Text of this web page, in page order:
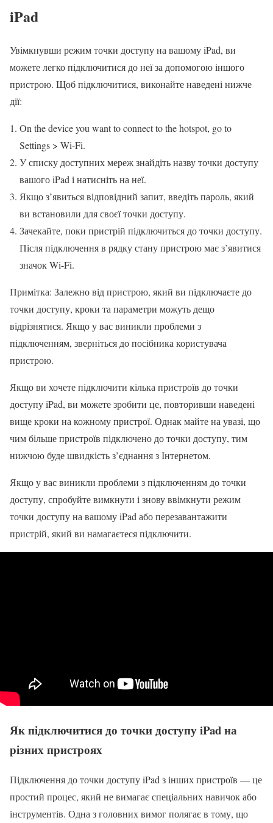
iPad
Увімкнувши режим точки доступу на вашому iPad, ви
можете легко підключитися до неї за допомогою іншого
пристрою. Щоб підключитися, виконайте наведені нижче
дії:
On the device you want to connect to the hotspot, go to
Settings > Wi-Fi.
У списку доступних мереж знайдіть назву точки доступу
вашого iPad і натисніть на неї.
Якщо з’явиться відповідний запит, введіть пароль, який
ви встановили для своєї точки доступу.
Зачекайте, поки пристрій підключиться до точки доступу.
Після підключення в рядку стану пристрою має з’явитися
значок Wi-Fi.
Примітка: Залежно від пристрою, який ви підключаєте до
точки доступу, кроки та параметри можуть дещо
відрізнятися. Якщо у вас виникли проблеми з
підключенням, зверніться до посібника користувача
пристрою.
Якщо ви хочете підключити кілька пристроїв до точки
доступу iPad, ви можете зробити це, повторивши наведені
вище кроки на кожному пристрої. Однак майте на увазі, що
чим більше пристроїв підключено до точки доступу, тим
нижчою буде швидкість з’єднання з Інтернетом.
Якщо у вас виникли проблеми з підключенням до точки
доступу, спробуйте вимкнути і знову ввімкнути режим
точки доступу на вашому iPad або перезавантажити
пристрій, який ви намагаєтеся підключити.
Як підключитися до точки доступу iPad на
різних пристроях
Підключення до точки доступу iPad з інших пристроїв — це
простий процес, який не вимагає спеціальних навичок або
інструментів. Одна з головних вимог полягає в тому, що